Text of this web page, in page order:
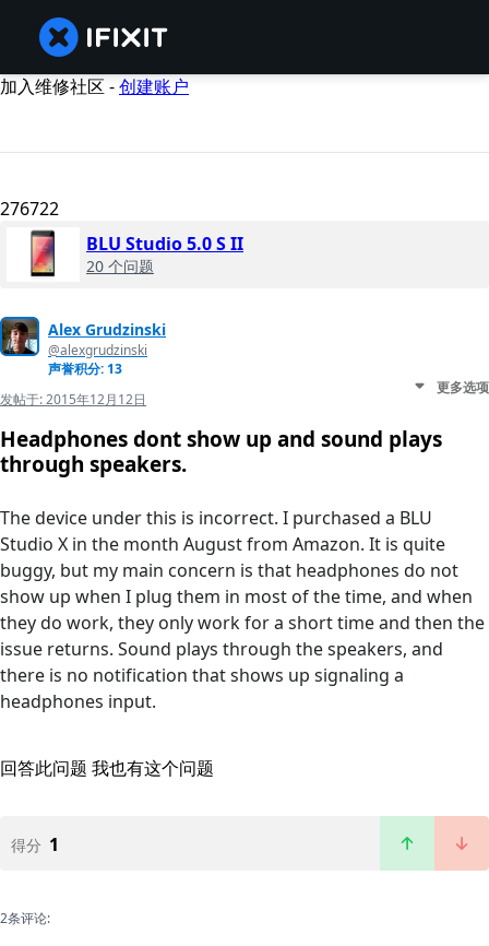
加入维修社区 -创建账户
276722
BLU Studio 5.0 S II
20 个问题
Alex Grudzinski
@alexgrudzinski
声誉积分: 13
发帖于:2015年12月12日
更多选项
Headphones dont show up and sound plays
through speakers.
The device under this is incorrect. I purchased a BLU
Studio X in the month August from Amazon. It is quite
buggy, but my main concern is that headphones do not
show up when I plug them in most of the time, and when
they do work, they only work for a short time and then the
issue returns. Sound plays through the speakers, and
there is no notification that shows up signaling a
headphones input.
回答此问题 我也有这个问题
得分 1
2条评论: